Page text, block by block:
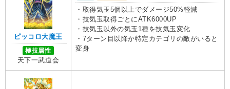
ピッコロ大魔王
極技属性
天下一武道会
・取得気玉5個以上でダメージ50%軽減
・技気玉取得ごとにATK6000UP
・技気玉以外の気玉1種を技気玉変化
・7ターン目以降か特定カテゴリの敵がいると
変身